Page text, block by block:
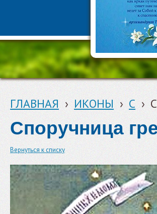
ГЛАВНАЯ › ИКОНЫ › С ›
Споручница
Вернуться к списку